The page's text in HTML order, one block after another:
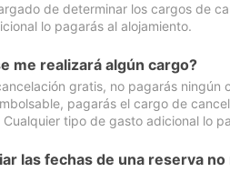
de determinar los cargos de
lo pagarás al alojamiento.
me realizará algún cargo?
gratis, no pagarás
pagarás el cargo de
tipo de gasto adicional lo
las fechas de una reserva